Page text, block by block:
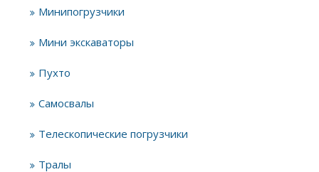
Минипогрузчики
Мини экскаваторы
Пухто
Самосвалы
Телескопические погрузчики
Тралы